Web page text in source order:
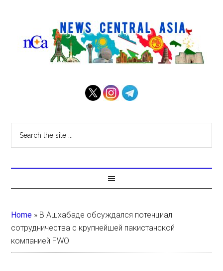
Home » В Ашхабаде обсуждался потенциал
сотрудничества с крупнейшей пакистанской
компанией FWO